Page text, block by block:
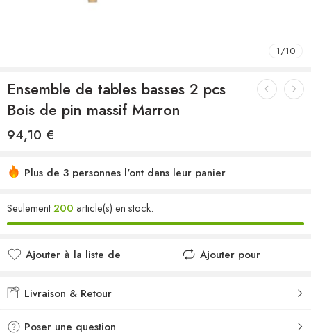
1/10
Ensemble de tables basses 2 pcs
Bois de pin massif Marron
94,10 €
Plus de 3 personnes l'ont dans leur panier
Seulement200 article(s) en stock.
Ajouter à la liste de
Ajouté à la liste de
Ajouter pour
Livraison & Retour
Poser une question